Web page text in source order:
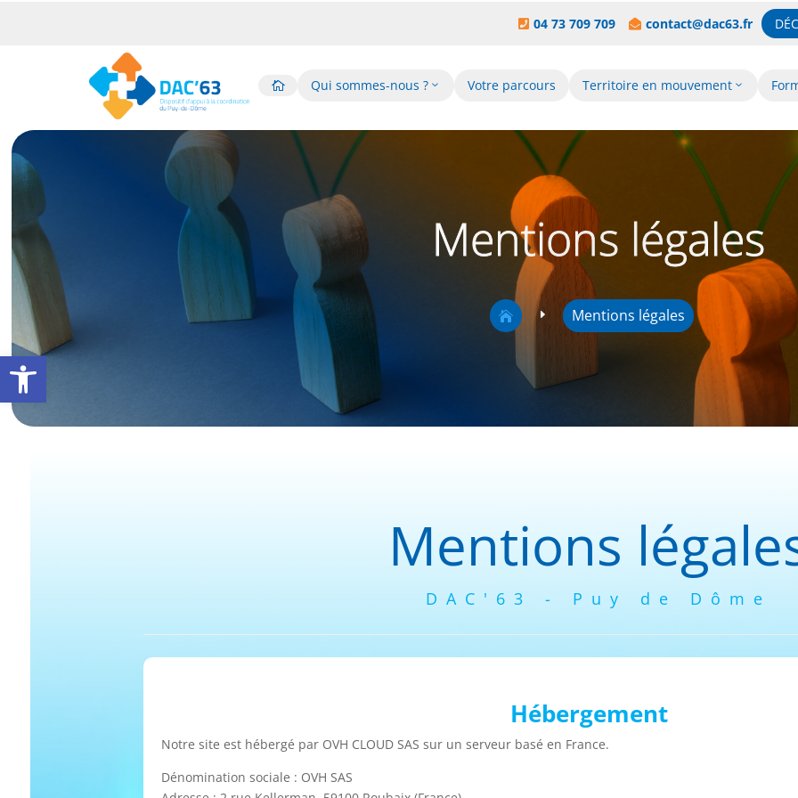
 04 73 709 709  contact@dac63.fr
 Qui sommes-nous ? Votre parcours Territoire en mouvement
Mentions légales
 E Mentions légales
Mentions
DAC'63 - Puy de Dôme
Hébergement
Notre site est hébergé par OVH CLOUD SAS sur un serveur basé en France.
Dénomination sociale : OVH SAS
Ouvrir la barre d’outils